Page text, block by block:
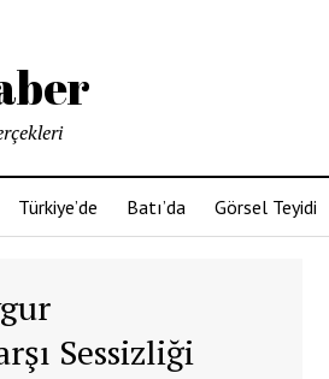
Türkiye’de Batı’da Görsel Teyidi
Sessizliği